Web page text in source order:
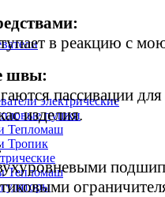
электрические
пушки
Тепломаш
Тропик
Тепломаш
в реакцию с
швы:
пассивации
изделия.